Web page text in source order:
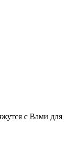
с Вами для